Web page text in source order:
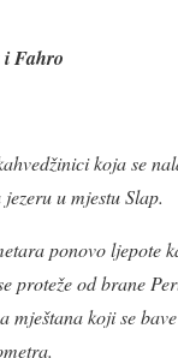
i Fahro
koja se
u mjestu Slap.
ponovo ljepote
proteže od brane
mještana koji se